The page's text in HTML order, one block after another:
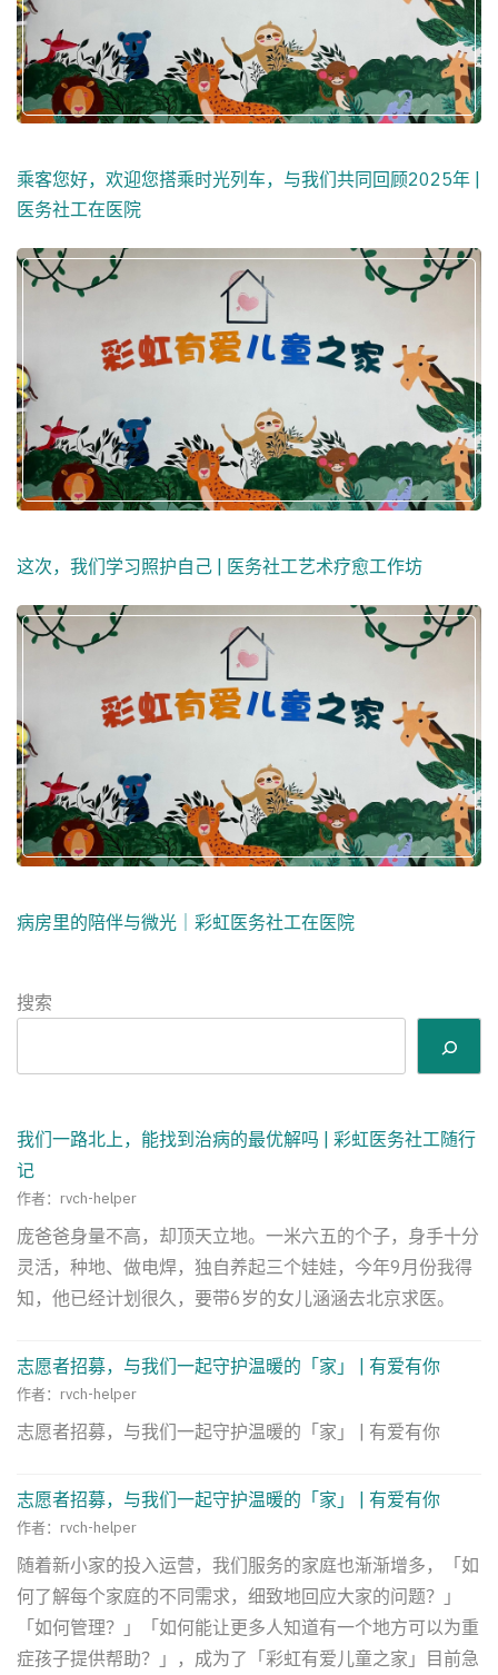
乘客您好，欢迎您搭乘时光列车，与我们共同回顾2025年 |
医务社工在医院
这次，我们学习照护自己 | 医务社工艺术疗愈工作坊
病房里的陪伴与微光｜彩虹医务社工在医院
搜索
我们一路北上，能找到治病的最优解吗 | 彩虹医务社工随行
记
作者：rvch-helper
庞爸爸身量不高，却顶天立地。一米六五的个子，身手十分
灵活，种地、做电焊，独自养起三个娃娃，今年9月份我得
知，他已经计划很久，要带6岁的女儿涵涵去北京求医。
志愿者招募，与我们一起守护温暖的「家」 | 有爱有你
作者：rvch-helper
志愿者招募，与我们一起守护温暖的「家」 | 有爱有你
志愿者招募，与我们一起守护温暖的「家」 | 有爱有你
作者：rvch-helper
随着新小家的投入运营，我们服务的家庭也渐渐增多，「如
何了解每个家庭的不同需求，细致地回应大家的问题？」
「如何管理？」「如何能让更多人知道有一个地方可以为重
症孩子提供帮助？」，成为了「彩虹有爱儿童之家」目前急